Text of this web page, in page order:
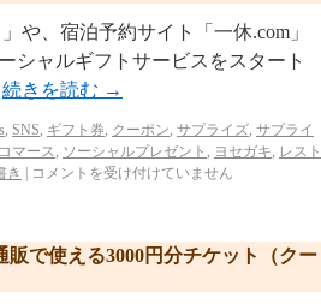
や、宿泊予約サイト「一休.com」
シャルギフトサービスをスタート
続きを読む →
, SNS, ギフト券, クーポン, サプライズ, サプライ
マース, ソーシャルプレゼント , ヨセガキ, レスト
き コメントを受け付けていません
販で使える3000円分チケット（クー